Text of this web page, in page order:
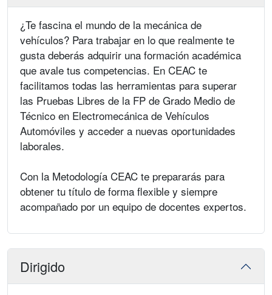
¿Te fascina el mundo de la mecánica de
vehículos? Para trabajar en lo que realmente te
gusta deberás adquirir una formación académica
que avale tus competencias. En CEAC te
facilitamos todas las herramientas para superar
las Pruebas Libres de la FP de Grado Medio de
Técnico en Electromecánica de Vehículos
Automóviles y acceder a nuevas oportunidades
laborales.
Con la Metodología CEAC te prepararás para
obtener tu título de forma flexible y siempre
acompañado por un equipo de docentes expertos.
Dirigido